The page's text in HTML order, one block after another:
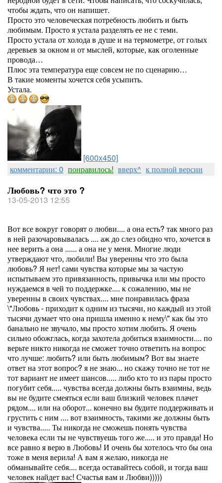
чтобы ждать, что он напишет.
Просто это человеческая потребность любить и быть
любимым. Просто я устала разделять ее не с теми.
Просто устала от холода в душе и на термометре, от голых
деревьев за окном и от мыслей, которые, как оголенные
провода…
Плюс эта температура еще совсем не по сценарию…
В такие моменты хочется себя усыпить.
Устала.
[600x450]
комментарии: 0 понравилось! вверх^ к полной версии
Любовь? что это ?
13-05-2013 12:55
Вот все вокруг говорят о любви.... а она есть? так много раз
в ней разочаровывалась .... аж до слез обидно что, хочется в
нее верить а она ...... а она не у меня. Многие люди
утверждают что, любили! Вы уверенны что это была
любовь? Я нет! сами чувства которые мы за частую
испытываем это привязанность, привычка или мы просто
нуждаемся в чей то поддержке.... к сожалению, мы не
уверенны в своих чувствах.... мне понравилась фраза
\"Любовь - приходит к одним из тысячи, но каждый из этой
тысячи думает что она пришла именно к нему\" как бы это
банально не звучало, мы просто хотим любить. Я очень
сильно обожглась, когда захотела добиться взаимности.... по
верьте никто никогда не сможет точно ответить на вопрос
что лучше: любить? или быть любимым? Вот вы знаете
ответ на этот вопрос? я не знаю... но скажу точно не тот не
тот вариант не имеет шансов..... либо кто то из пары просто
погубит себя..... чувства всегда должны быть взаимны, ведь
вы не будите смеяться если ваш близкий человек плачет
рядом.... или на оборот... конечно вы будите поддерживать и
грустить с ним .... вот взаимность, такими же должны быть
и чувства..... Ты никогда не сможешь понять чувства
человека если ты не чувствуешь того же..... и это правда! Но
все равно я верю в Любовь! И очень бы хотелось что бы она
тоже в меня верила! А вам я желаю, никогда не
обманывайте себя.... всегда оставайтесь собой, и тогда ваш
человек найдет вас! Счастья вам и Любви)))))